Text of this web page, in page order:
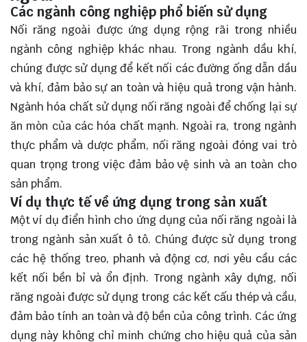
Các ngành công nghiệp phổ biến sử dụng
Nối răng ngoài được ứng dụng rộng rãi trong nhiều
ngành công nghiệp khác nhau. Trong ngành dầu khí,
chúng được sử dụng để kết nối các đường ống dẫn dầu
và khí, đảm bảo sự an toàn và hiệu quả trong vận hành.
Ngành hóa chất sử dụng nối răng ngoài để chống lại sự
ăn mòn của các hóa chất mạnh. Ngoài ra, trong ngành
thực phẩm và dược phẩm, nối răng ngoài đóng vai trò
quan trọng trong việc đảm bảo vệ sinh và an toàn cho
sản phẩm.
Ví dụ thực tế về ứng dụng trong sản xuất
Một ví dụ điển hình cho ứng dụng của nối răng ngoài là
trong ngành sản xuất ô tô. Chúng được sử dụng trong
các hệ thống treo, phanh và động cơ, nơi yêu cầu các
kết nối bền bỉ và ổn định. Trong ngành xây dựng, nối
răng ngoài được sử dụng trong các kết cấu thép và cầu,
đảm bảo tính an toàn và độ bền của công trình. Các ứng
dụng này không chỉ minh chứng cho hiệu quả của sản